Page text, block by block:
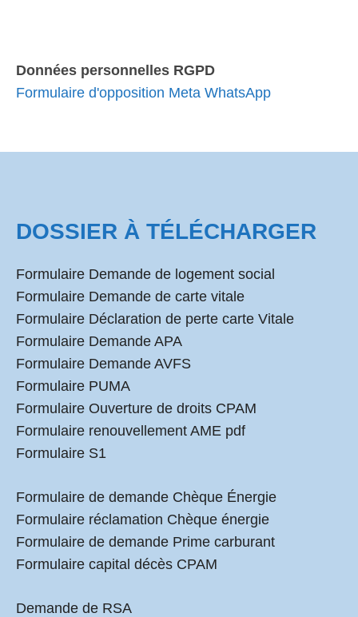
Données personnelles RGPD
Formulaire d'opposition Meta WhatsApp
DOSSIER À TÉLÉCHARGER
Formulaire Demande de logement social
Formulaire Demande de carte vitale
Formulaire Déclaration de perte carte Vitale
Formulaire Demande APA
Formulaire Demande AVFS
Formulaire PUMA
Formulaire Ouverture de droits CPAM
Formulaire renouvellement AME pdf
Formulaire S1
Formulaire de demande Chèque Énergie
Formulaire réclamation Chèque énergie
Formulaire de demande Prime carburant
Formulaire capital décès CPAM
Demande de RSA